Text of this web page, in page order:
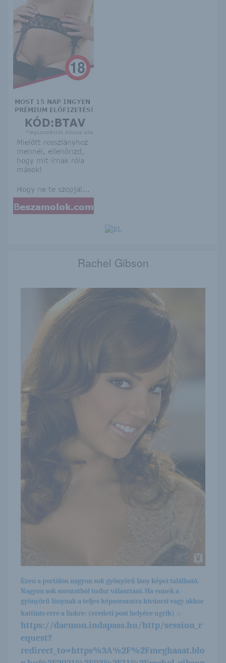
Rachel Gibson
Ezen a portálon nagyon sok gyönyörű lány képei található.
Nagyon sok sorozatból tudsz választani. Ha ennek a
gyönyörű lánynak a teljes képsorozatra kíváncsi vagy akkor
kattints erre a linkre: (eredeti post helyére ugrik) -:-
https://daemon.indapass.hu/http/session_r
equest?
redirect_to=https%3A%2F%2Fmeghaaat.blo